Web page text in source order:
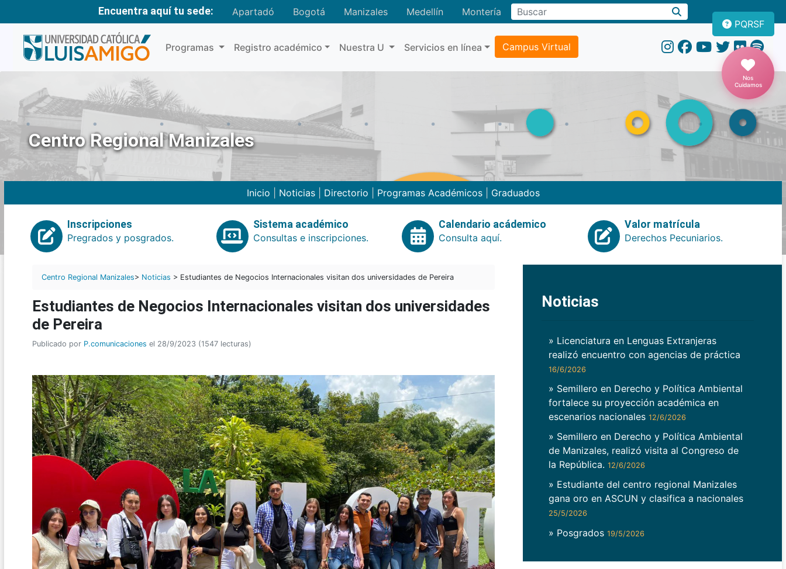
Encuentra aquí tu sede: Apartadó Bogotá Manizales Medellín Montería
Programas Registro académico Nuestra U Servicios en línea Campus Virtual
PQRSF
Nos
Cuidamos
Centro Regional Manizales
Inicio Noticias| Directorio Programas Académicos| Graduados
Inscripciones
Pregrados y posgrados.
Sistema académico
Consultas e inscripciones.
Calendario acádemico
Consulta aquí.
Valor matrícula
Derechos Pecuniarios.
Centro Regional Manizales> Noticias > Estudiantes de Negocios Internacionales visitan dos universidades de Pereira
Estudiantes de Negocios Internacionales visitan dos universidades
de Pereira
Publicado por P.comunicaciones el 28/9/2023 (1547 lecturas)
Noticias
» Licenciatura en Lenguas Extranjeras
realizó encuentro con agencias de práctica
16/6/2026
» Semillero en Derecho y Política Ambiental
fortalece su proyección académica en
escenarios nacionales 12/6/2026
» Semillero en Derecho y Política Ambiental
de Manizales, realizó visita al Congreso de
la República. 12/6/2026
» Estudiante del centro regional Manizales
gana oro en ASCUN y clasifica a nacionales
25/5/2026
» Posgrados 19/5/2026